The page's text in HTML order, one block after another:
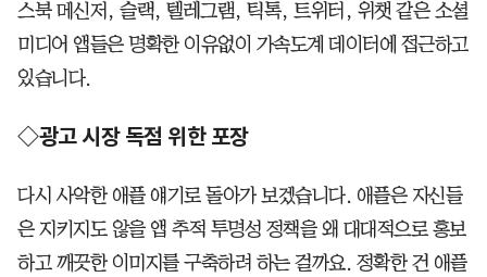
스북 메신저, 슬랙, 텔레그램, 틱톡, 트위터, 위챗 같은 소셜
미디어 앱들은 명확한 이유없이 가속도계 데이터에 접근하고
있습니다.
◇광고 시장 독점 위한 포장
다시 사악한 애플 얘기로 돌아가 보겠습니다. 애플은 자신들
은 지키지도 않을 앱 추적 투명성 정책을 왜 대대적으로 홍보
하고 깨끗한 이미지를 구축하려 하는 걸까요. 정확한 건 애플